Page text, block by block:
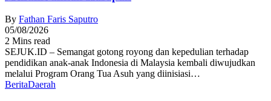
By Fathan Faris Saputro
05/08/2026
2 Mins read
SEJUK.ID – Semangat gotong royong dan kepedulian terhadap
pendidikan anak-anak Indonesia di Malaysia kembali diwujudkan
melalui Program Orang Tua Asuh yang diinisiasi…
BeritaDaerah